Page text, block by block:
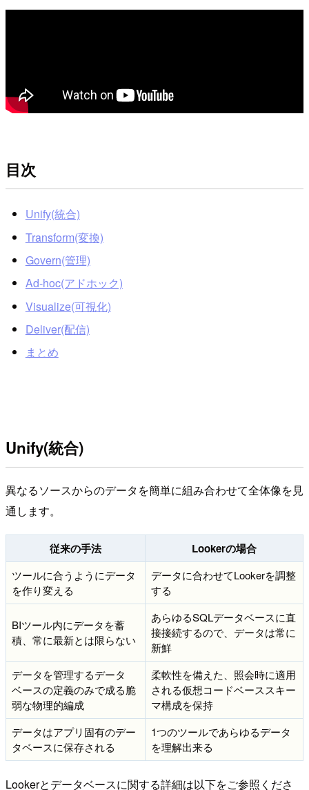
目次
Unify(統合)
Transform(変換)
Govern(管理)
Ad-hoc(アドホック)
Visualize(可視化)
Deliver(配信)
まとめ
Unify(統合)
異なるソースからのデータを簡単に組み合わせて全体像を見
通します。
従来の手法 Lookerの場合
ツールに合うようにデータ
を作り変える
データに合わせてLookerを調整
する
BIツール内にデータを蓄
積、常に最新とは限らない
あらゆるSQLデータベースに直
接接続するので、データは常に
新鮮
データを管理するデータ
ベースの定義のみで成る脆
弱な物理的編成
柔軟性を備えた、照会時に適用
される仮想コードベーススキー
マ構成を保持
データはアプリ固有のデー
タベースに保存される
1つのツールであらゆるデータ
を理解出来る
Lookerとデータベースに関する詳細は以下をご参照くださ